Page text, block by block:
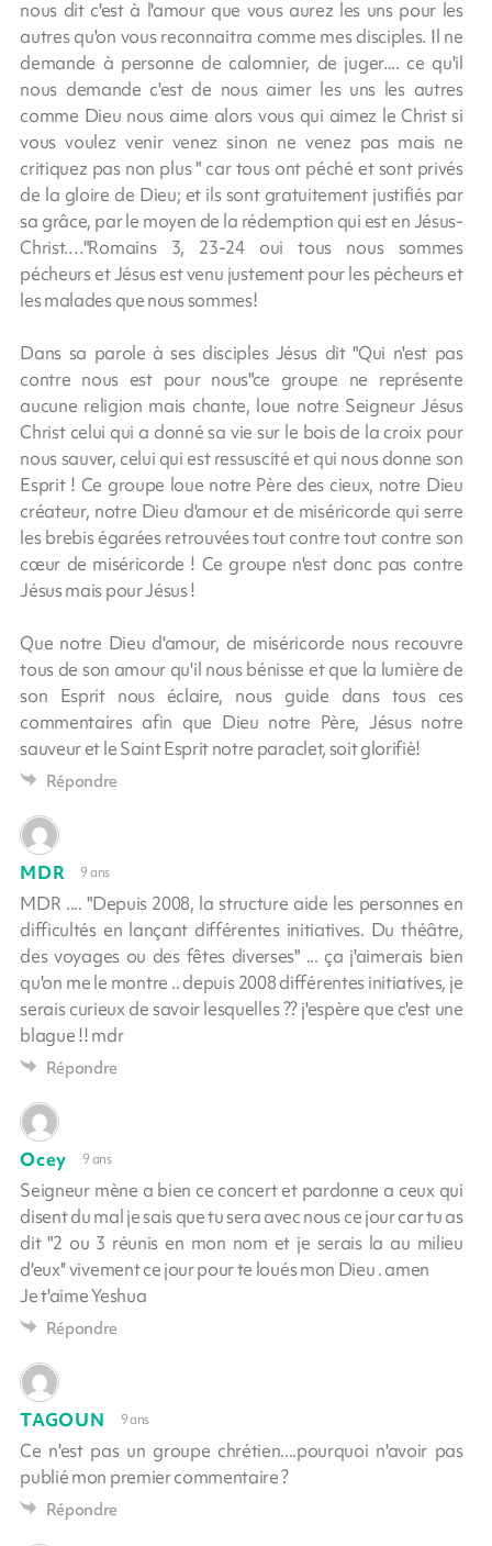
nous dit c'est à l'amour que vous aurez les uns pour les
autres qu'on vous reconnaitra comme mes disciples. Il ne
demande à personne de calomnier, de juger.... ce qu'il
nous demande c'est de nous aimer les uns les autres
comme Dieu nous aime alors vous qui aimez le Christ si
vous voulez venir venez sinon ne venez pas mais ne
critiquez pas non plus " car tous ont péché et sont privés
de la gloire de Dieu; et ils sont gratuitement justifiés par
sa grâce, par le moyen de la rédemption qui est en Jésus-
Christ.…"Romains 3, 23-24 oui tous nous sommes
pécheurs et Jésus est venu justement pour les pécheurs et
les malades que nous sommes!
Dans sa parole à ses disciples Jésus dit "Qui n'est pas
contre nous est pour nous"ce groupe ne représente
aucune religion mais chante, loue notre Seigneur Jésus
Christ celui qui a donné sa vie sur le bois de la croix pour
nous sauver, celui qui est ressuscité et qui nous donne son
Esprit ! Ce groupe loue notre Père des cieux, notre Dieu
créateur, notre Dieu d'amour et de miséricorde qui serre
les brebis égarées retrouvées tout contre tout contre son
cœur de miséricorde ! Ce groupe n'est donc pas contre
Jésus mais pour Jésus !
Que notre Dieu d'amour, de miséricorde nous recouvre
tous de son amour qu'il nous bénisse et que la lumière de
son Esprit nous éclaire, nous guide dans tous ces
commentaires afin que Dieu notre Père, Jésus notre
sauveur et le Saint Esprit notre paraclet, soit glorifiè!
Répondre
MDR 9 ans
MDR .... "Depuis 2008, la structure aide les personnes en
difficultés en lançant différentes initiatives. Du théâtre,
des voyages ou des fêtes diverses" ... ça j'aimerais bien
qu'on me le montre .. depuis 2008 différentes initiatives, je
serais curieux de savoir lesquelles ?? j'espère que c'est une
blague !! mdr
Répondre
Ocey 9 ans
Seigneur mène a bien ce concert et pardonne a ceux qui
disent du mal je sais que tu sera avec nous ce jour car tu as
dit "2 ou 3 réunis en mon nom et je serais la au milieu
d'eux'' vivement ce jour pour te loués mon Dieu . amen
Je t'aime Yeshua
Répondre
TAGOUN 9 ans
Ce n'est pas un groupe chrétien....pourquoi n'avoir pas
publié mon premier commentaire ?
Répondre